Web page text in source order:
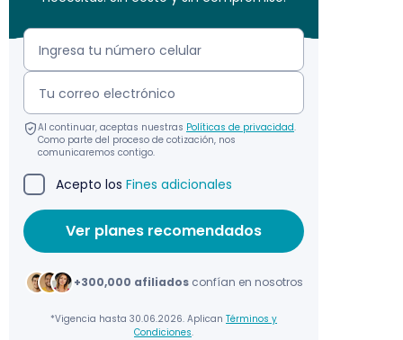
Al continuar, aceptas nuestras Políticas de privacidad.
Como parte del proceso de cotización, nos
comunicaremos contigo.
Acepto los Fines adicionales
+300,000 afiliadosconfían en nosotros
*Vigencia hasta 30.06.2026. Aplican Términos y
Condiciones.